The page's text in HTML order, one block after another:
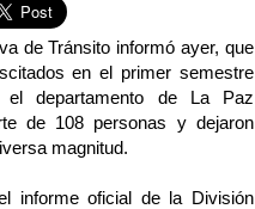
de Tránsito informó ayer, que
en el primer semestre
departamento de La Paz
de 108 personas y dejaron
magnitud.
informe oficial de la División